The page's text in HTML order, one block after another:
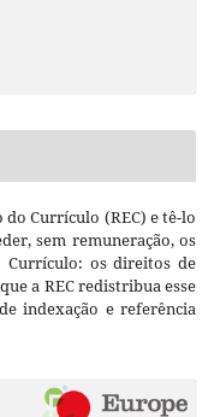
Currículo (REC) e tê-lo
sem remuneração, os
Currículo: os direitos de
a REC redistribua esse
indexação e referência